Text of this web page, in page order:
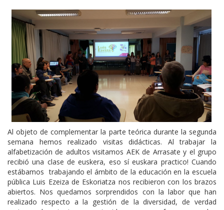
Al objeto de complementar la parte teórica durante la segunda
semana hemos realizado visitas didácticas. Al trabajar la
alfabetización de adultos visitamos AEK de Arrasate y el grupo
recibió una clase de euskera, eso sí euskara practico! Cuando
estábamos trabajando el ámbito de la educación en la escuela
pública Luis Ezeiza de Eskoriatza nos recibieron con los brazos
abiertos. Nos quedamos sorprendidos con la labor que han
realizado respecto a la gestión de la diversidad, de verdad